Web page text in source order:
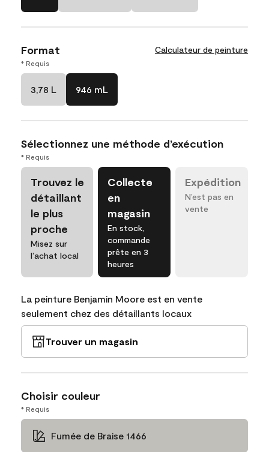
Format Calculateur de peinture
* Requis
3,78 L 946 mL
Sélectionnez une méthode d’exécution
* Requis
Trouvez le
détaillant
le plus
proche
Misez sur
l’achat local
Collecte
en
magasin
En stock,
commande
prête en 3
heures
Expédition
N’est pas en
vente
La peinture Benjamin Moore est en vente
seulement chez des détaillants locaux
Trouver un magasin
Choisir couleur
* Requis
Fumée de Braise 1466